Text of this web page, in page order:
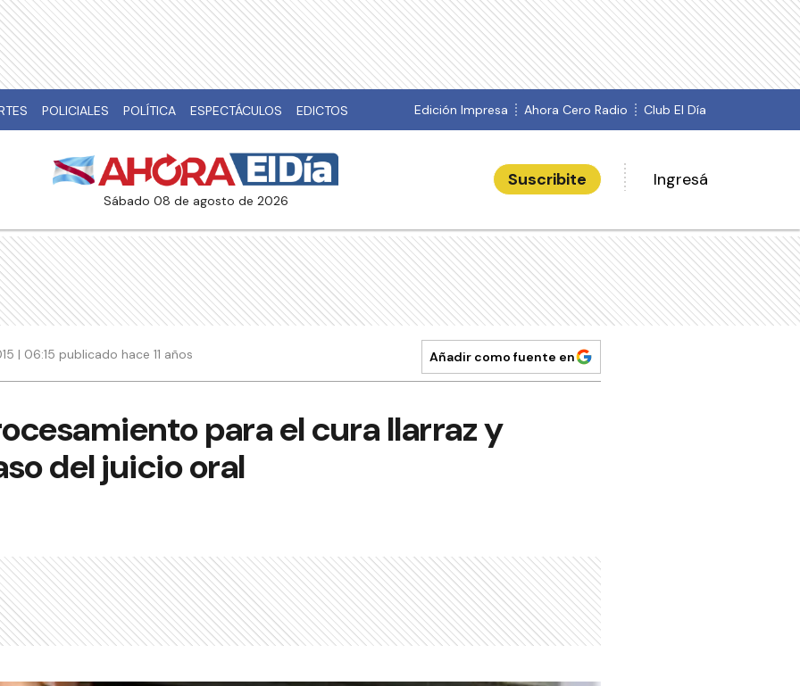
POLICIALES POLÍTICA ESPECTÁCULOS EDICTOS Edición Impresa Ahora Cero Radio Club El Día
sábado 08 de agosto de 2026
Suscribite Ingresá
| 06:15 publicado hace 11 años Añadir como fuente en
para el cura Ilarraz y
del juicio oral